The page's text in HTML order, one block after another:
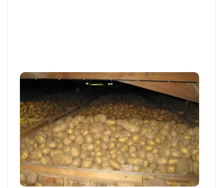
Articles et actus techniques
Antigerminatif des pommes de terre -
L’après CIPC : points réglementaire et
conséquences
L’utilisation du chlorprophame (CIPC) pour le
contrôle de la germination des pommes de...
13 MARS 2026